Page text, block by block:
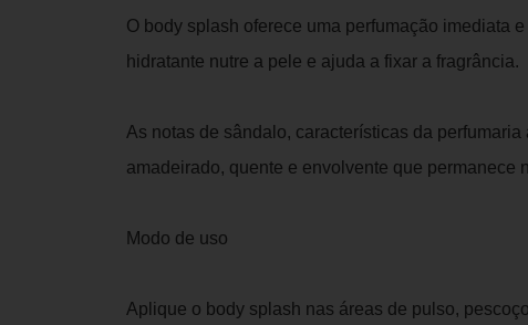
O body splash oferece uma perfumação imediata
hidratante nutre a pele e ajuda a fixar a fragrância.
As notas de sândalo, características da
amadeirado, quente e envolvente que permanece
Modo de uso
Aplique o body splash nas áreas de pulso,